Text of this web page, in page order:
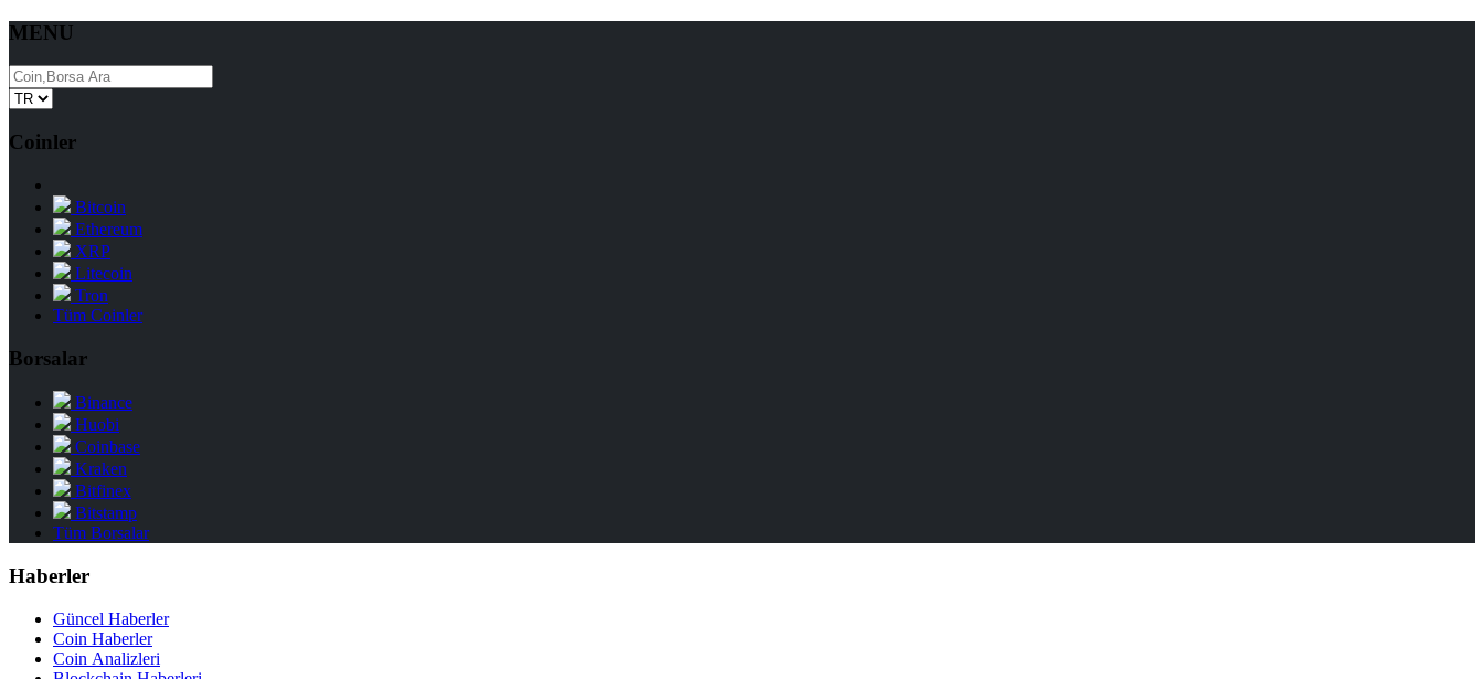
MENU
Coinler
Bitcoin
Ethereum
XRP
Litecoin
Tron
Tüm Coinler
Borsalar
Binance
Huobi
Coinbase
Kraken
Bitfinex
Bitstamp
Tüm Borsalar
Haberler
Güncel Haberler
Coin Haberler
Coin Analizleri